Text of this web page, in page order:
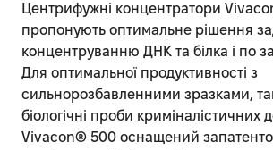
Центрифужні концентратори
пропонують оптимальне рішення
концентруванню ДНК та білка і по
Для оптимальної продуктивності з
сильнорозбавленними зразками,
біологічні проби криміналістичних
Vivacon® 500 оснащений